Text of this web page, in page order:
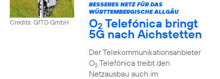
Credits: GfTD GmbH
BESSERES NETZ FÜR DAS
WÜRTTEMBERGISCHE ALLGÄU
O2 Telefónica bringt
5G nach Aichstetten
Der Telekommunikationsanbieter
O2Telefónica treibt den
Netzausbau auch im